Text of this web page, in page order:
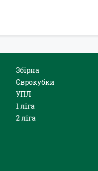
Збірна
Єврокубки
УПЛ
1 ліга
2 ліга